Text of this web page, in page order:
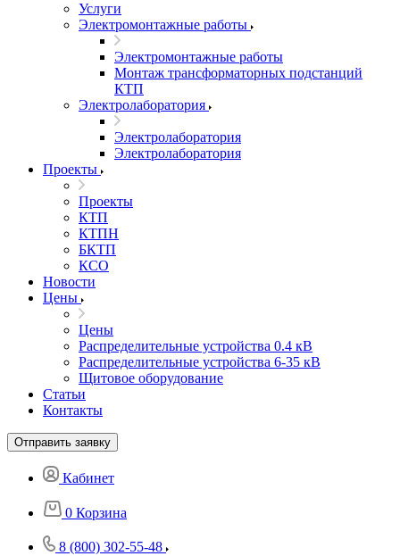
Услуги
Электромонтажные работы
Электромонтажные работы
Монтаж трансформаторных подстанций
КТП
Электролаборатория
Электролаборатория
Электролаборатория
Проекты
Проекты
КТП
КТПН
БКТП
КСО
Новости
Цены
Цены
Распределительные устройства 0.4 кВ
Распределительные устройства 6-35 кВ
Щитовое оборудование
Статьи
Контакты
Отправить заявку
Кабинет
0 Корзина
8 (800) 302-55-48